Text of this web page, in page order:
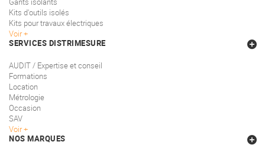
Kits d'outils isolés
Kits pour travaux électriques
Voir
SERVICES DISTRIMESURE
AUDIT / Expertise et conseil
Formations
Location
Métrologie
Occasion
SAV
Voir
NOS MARQUES